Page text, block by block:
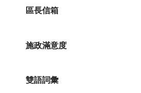
區長信箱
施政滿意度
雙語詞彙